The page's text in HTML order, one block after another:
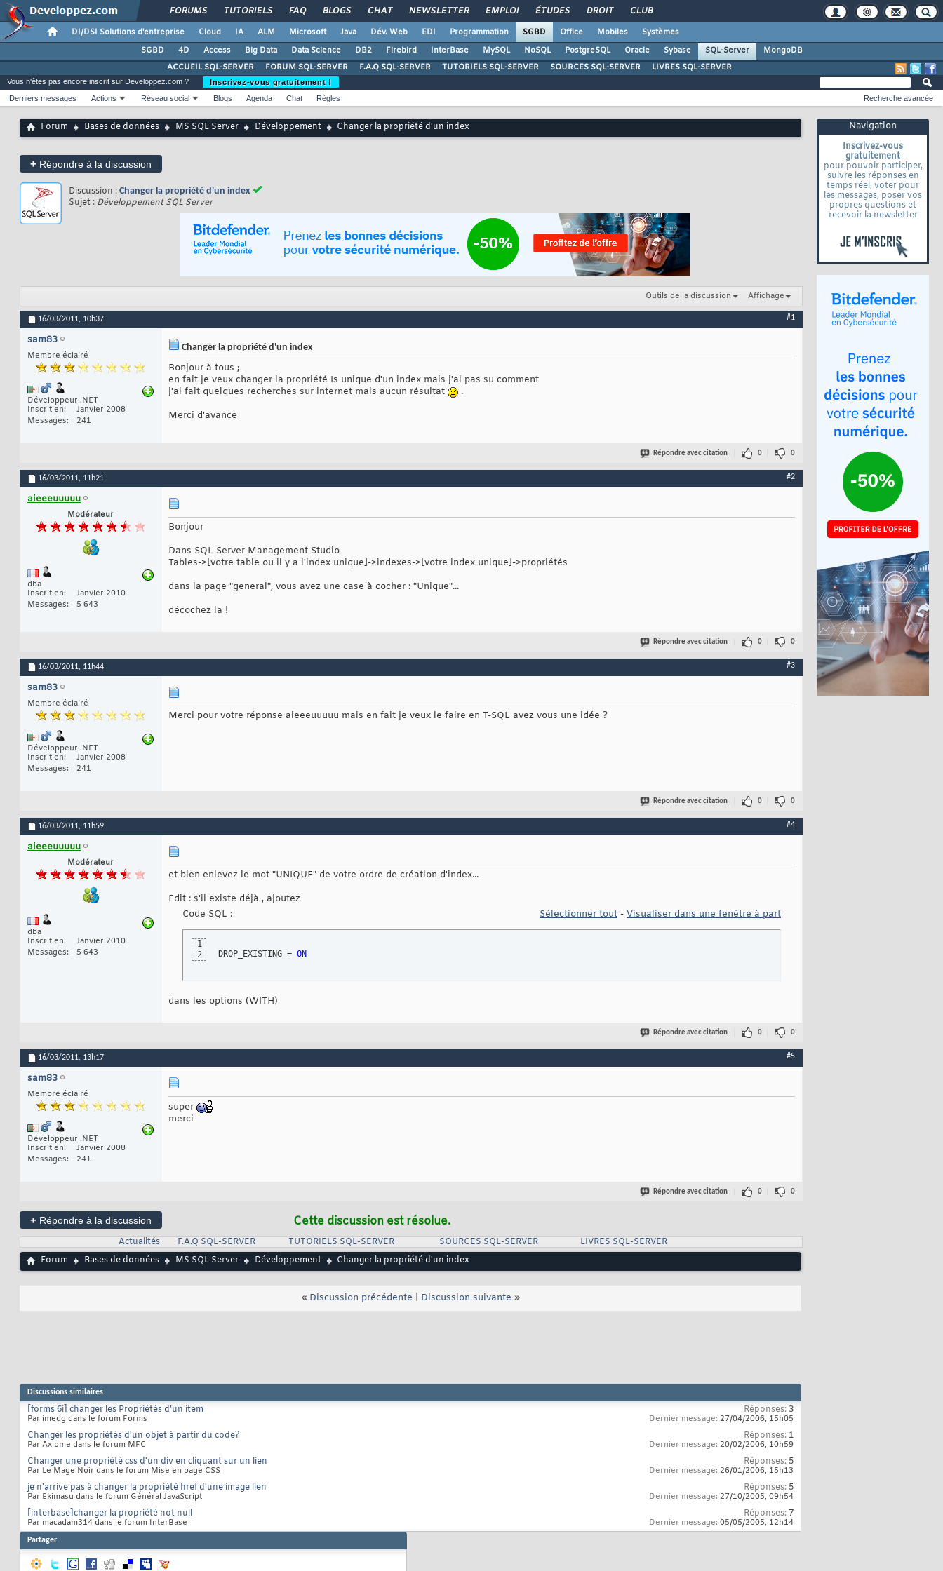
FORUMS TUTORIELS FAQ BLOGS CHAT NEWSLETTER EMPLOI ÉTUDES DROIT CLUB
DI/DSI Solutions d'entreprise Cloud IA ALM Microsoft Java Dév. Web EDI Programmation SGBD Office Mobiles
Systèmes
SGBD
4D Access Big Data Data Science DB2 Firebird InterBase MySQL NoSQL PostgreSQL Oracle Sybase SQL-Server
MongoDB
ACCUEIL SQL-SERVER
FORUM SQL-SERVER F.A.Q SQL-SERVER TUTORIELS SQL-SERVER SOURCES SQL-SERVER LIVRES SQL-SERVER
Navigation
Inscrivez-vous
gratuitement
pour pouvoir participer,
suivre les réponses en
temps réel, voter pour
les messages, poser vos
propres questions et
recevoir la newsletter
Vous n'êtes pas encore inscrit sur Developpez.com ?
Inscrivez-vous gratuitement !
Derniers messages
Actions Réseau social Blogs Agenda Chat Règles Recherche avancée
Forum Bases de données MS SQL Server Développement Changer la propriété d'un index
+ Répondre à la discussion
Discussion : Changer la propriété d'un index
Sujet : Développement SQL Server
Outils de la discussion Affichage
16/03/2011, 10h37 #1
sam83
Membre éclairé
Développeur .NET
Inscrit en
Janvier 2008
Messages
241
Changer la propriété d'un index
Bonjour à tous ;
en fait je veux changer la propriété Is unique d'un index mais j'ai pas su comment
j'ai fait quelques recherches sur internet mais aucun résultat
.
Merci d'avance
Répondre avec citation 0 0
16/03/2011, 11h21 #2
aieeeuuuuu
Modérateur
dba
Inscrit en
Janvier 2010
Messages
5 643
Bonjour
Dans SQL Server Management Studio
Tables->[votre table ou il y a l'index unique]->indexes->[votre index unique]->propriétés
dans la page "general", vous avez une case à cocher : "Unique"...
décochez la !
Répondre avec citation 0 0
16/03/2011, 11h44 #3
sam83
Membre éclairé
Développeur .NET
Inscrit en
Janvier 2008
Messages
241
Merci pour votre réponse aieeeuuuuu mais en fait je veux le faire en T-SQL avez vous une idée ?
Répondre avec citation 0 0
16/03/2011, 11h59 #4
aieeeuuuuu
Modérateur
dba
Inscrit en
Janvier 2010
Messages
5 643
et bien enlevez le mot "UNIQUE" de votre ordre de création d'index...
Edit : s'il existe déjà , ajoutez
Code SQL :
Sélectionner tout - Visualiser dans une fenêtre à part
1
2
DROP_EXISTING = ON
dans les options (WITH)
Répondre avec citation 0 0
16/03/2011, 13h17 #5
sam83
Membre éclairé
Développeur .NET
Inscrit en
Janvier 2008
Messages
241
super
merci
Répondre avec citation 0 0
+ Répondre à la discussion Cette discussion est résolue.
Actualités F.A.Q SQL-SERVER TUTORIELS SQL-SERVER SOURCES SQL-SERVER
LIVRES SQL-SERVER
Forum
Bases de données MS SQL Server Développement Changer la propriété d'un index
« Discussion précédente Discussion suivante »
Discussions similaires
[forms 6i] changer les Propriétés d’un item
Par imedg dans le forum Forms
Réponses: 3
Dernier message: 27/04/2006, 15h05
Changer les propriétés d'un objet à partir du code?
Par Axiome dans le forum MFC
Réponses: 1
Dernier message: 20/02/2006, 10h59
Changer une propriété css d'un div en cliquant sur un lien
Par Le Mage Noir dans le forum Mise en page CSS
Réponses: 5
Dernier message: 26/01/2006, 15h13
je n'arrive pas à changer la propriété href d'une image lien
Par Ekimasu dans le forum Général JavaScript
Réponses: 5
Dernier message: 27/10/2005, 09h54
[interbase]changer la propriété not null
Par macadam314 dans le forum InterBase
Réponses: 7
Dernier message: 05/05/2005, 12h14
Partager